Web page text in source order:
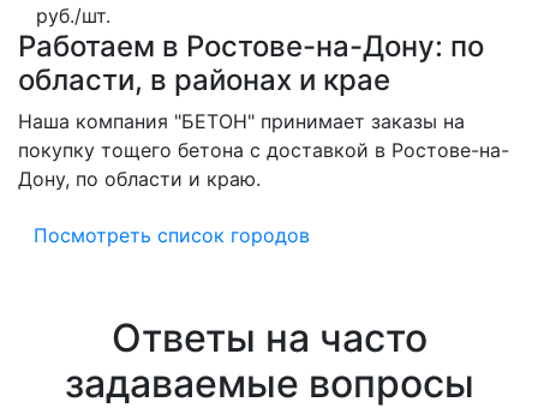
руб./шт.
Работаем в Ростове-на-Дону: по
области, в районах и крае
Наша компания "БЕТОН" принимает заказы на
покупку тощего бетона с доставкой в Ростове-на-
Дону, по области и краю.
Посмотреть список городов
Ответы на часто
задаваемые вопросы